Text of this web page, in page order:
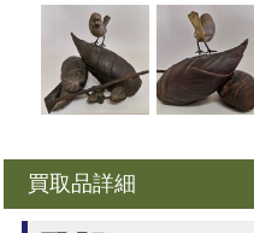
買取品詳細